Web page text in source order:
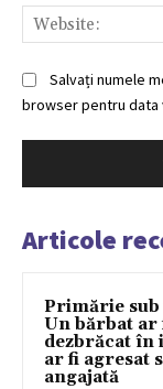
Salvați numele
browser pentru data
Articole
Primărie
Un bărbat
dezbrăcat în
ar fi agresat
angajată